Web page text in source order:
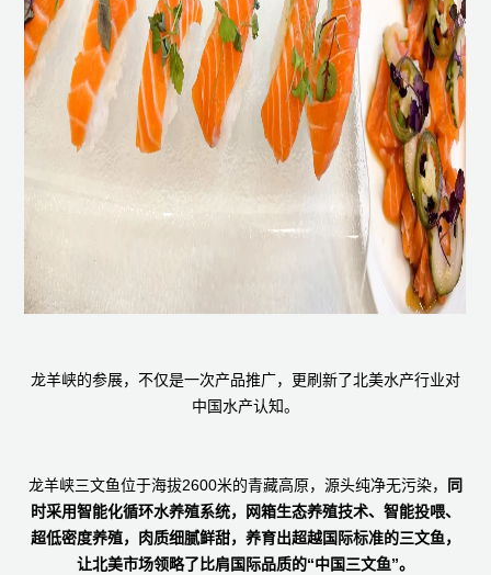
龙羊峡的参展，不仅是一次产品推广，更刷新了北美水产行业对
中国水产认知。
龙羊峡三文鱼位于海拔2600米的青藏高原，源头纯净无污染，
同
时采用智能化循环水养殖系统，网箱生态养殖技术、智能投喂、
超低密度养殖，肉质细腻鲜甜，养育出超越国际标准的三文鱼，
让北美市场领略了比肩国际品质的“中国三文鱼”。